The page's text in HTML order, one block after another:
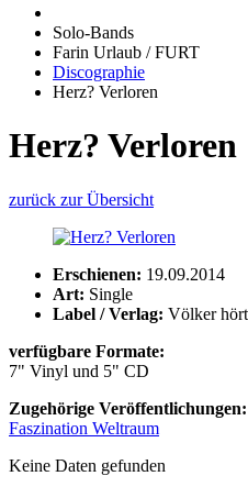
Solo-Bands
Farin Urlaub / FURT
Discographie
Herz? Verloren
Herz? Verloren
zurück zur Übersicht
Erschienen: 19.09.2014
Art: Single
Label / Verlag: Völker
verfügbare Formate:
7" Vinyl und 5" CD
Zugehörige Veröffentlichungen:
Faszination Weltraum
Keine Daten gefunden